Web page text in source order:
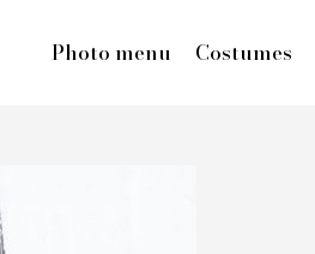
Photo menu Costumes